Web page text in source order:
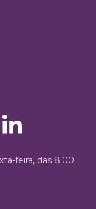
feira, das 8:00